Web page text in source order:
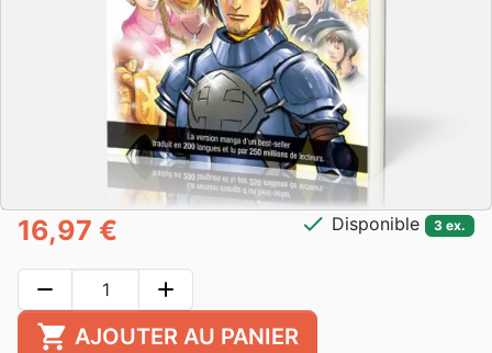
16,97 € check Disponible 3 ex.
remove add
shopping_cart AJOUTER AU PANIER